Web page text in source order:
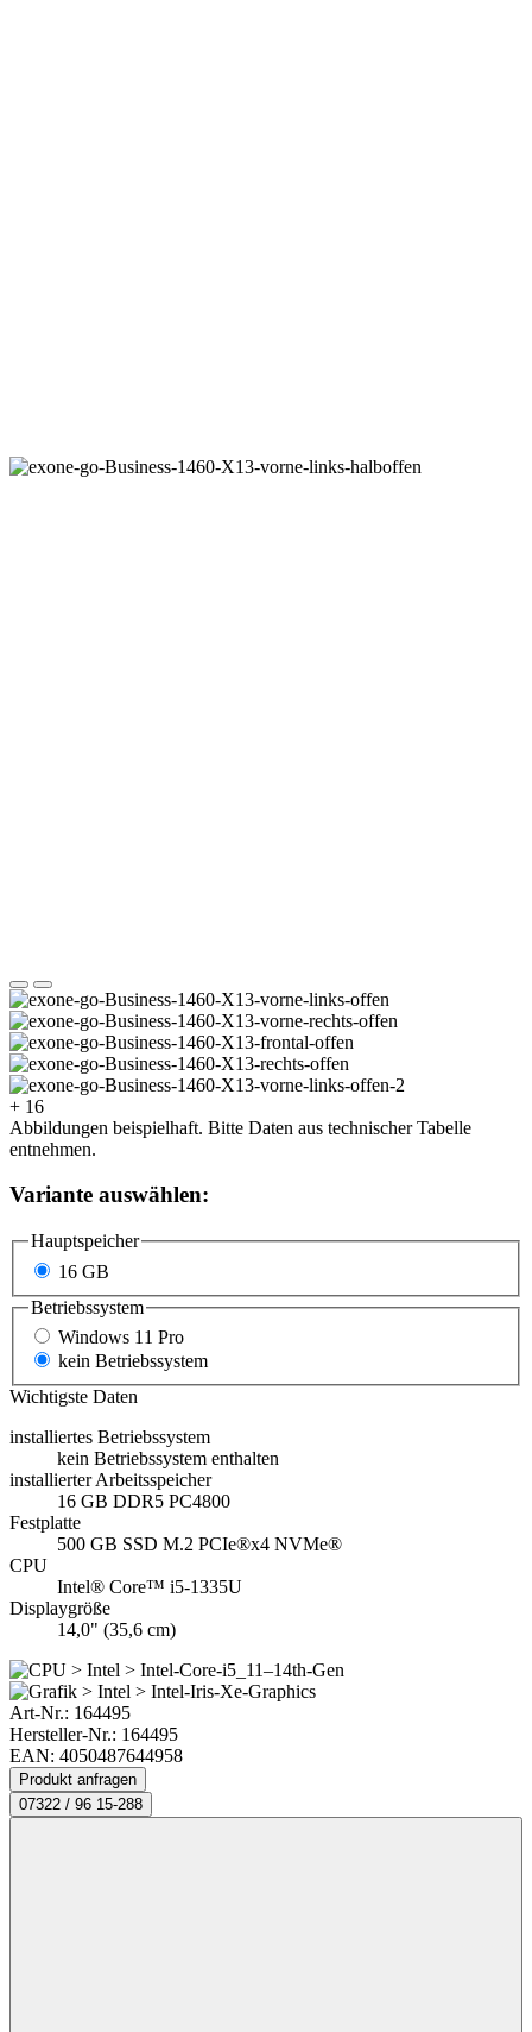
+ 16
Abbildungen beispielhaft. Bitte Daten aus technischer Tabelle
entnehmen.
Variante auswählen:
Hauptspeicher
16 GB
Betriebssystem
Windows 11 Pro
kein Betriebssystem
Wichtigste Daten
installiertes Betriebssystem
kein Betriebssystem enthalten
installierter Arbeitsspeicher
16 GB DDR5 PC4800
Festplatte
500 GB SSD M.2 PCIe®x4 NVMe®
CPU
Intel® Core™ i5-1335U
Displaygröße
14,0" (35,6 cm)
Art-Nr.: 164495
Hersteller-Nr.: 164495
EAN: 4050487644958
Produkt anfragen
07322 / 96 15-288